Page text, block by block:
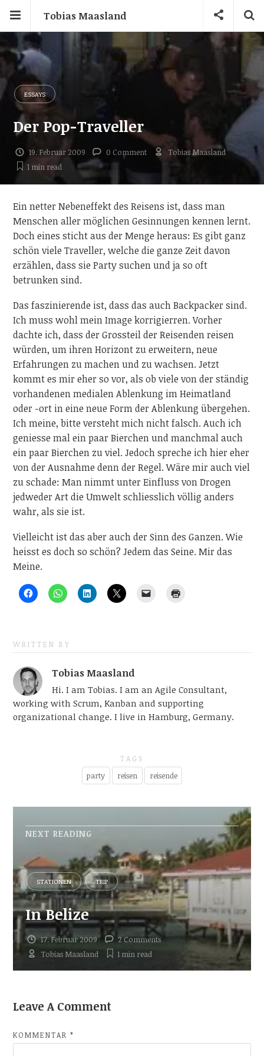
Tobias Maasland
ESSAYS
Der Pop-Traveller
19. Februar 2009 0 Comment
Tobias Maasland
1 minread
Ein netter Nebeneffekt des Reisens ist, dass man
Menschen aller möglichen Gesinnungen kennen lernt.
Doch eines sticht aus der Menge heraus: Es gibt ganz
schön viele Traveller, welche die ganze Zeit davon
erzählen, dass sie Party suchen und ja so oft
betrunken sind.
Das faszinierende ist, dass das auch Backpacker sind.
Ich muss wohl mein Image korrigierren. Vorher
dachte ich, dass der Grossteil der Reisenden reisen
würden, um ihren Horizont zu erweitern, neue
Erfahrungen zu machen und zu wachsen. Jetzt
kommt es mir eher so vor, als ob viele von der ständig
vorhandenen medialen Ablenkung im Heimatland
oder -ort in eine neue Form der Ablenkung übergehen.
Ich meine, bitte versteht mich nicht falsch. Auch ich
geniesse mal ein paar Bierchen und manchmal auch
ein paar Bierchen zu viel. Jedoch spreche ich hier eher
von der Ausnahme denn der Regel. Wäre mir auch viel
zu schade: Man nimmt unter Einfluss von Drogen
jedweder Art die Umwelt schliesslich völlig anders
wahr, als sie ist.
Vielleicht ist das aber auch der Sinn des Ganzen. Wie
heisst es doch so schön? Jedem das Seine. Mir das
Meine.
WRITTEN BY
Tobias Maasland
Hi. I am Tobias. I am an Agile Consultant,
working with Scrum, Kanban and supporting
organizational change. I live in Hamburg, Germany.
TAGS
party reisen reisende
NEXT READING
STATIONEN TRIP
In Belize
17. Februar 2009
2 Comments
Tobias Maasland
1 min read
Leave A Comment
KOMMENTAR*